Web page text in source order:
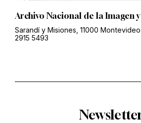
Archivo Nacional de la Imagen
Sarandí y Misiones, 11000 Montevideo
2915 5493